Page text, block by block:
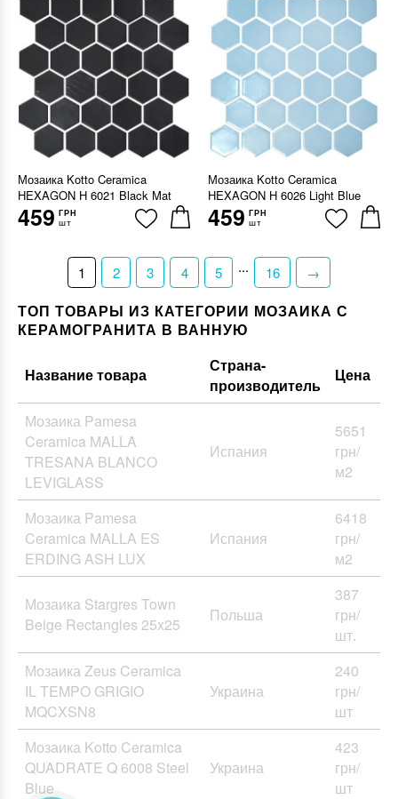
Мозаика Kotto Ceramica
HEXAGON H 6021 Black Mat
459 ГРН
шт
Мозаика Kotto Ceramica
HEXAGON H 6026 Light Blue
459 ГРН
шт
1 2 3 4 5 ... 16 →
ТОП ТОВАРЫ ИЗ КАТЕГОРИИ МОЗАИКА С
КЕРАМОГРАНИТА В ВАННУЮ
Название товара
Страна-
производитель
Цена
Мозаика Pamesa
Ceramica MALLA
TRESANA BLANCO
LEVIGLASS
Испания
5651
грн/
м2
Мозаика Pamesa
Ceramica MALLA ES
ERDING ASH LUX
Испания
6418
грн/
м2
Мозаика Stargres Town
Beige Rectangles 25x25
Польша
387
грн/
шт.
Мозаика Zeus Ceramica
IL TEMPO GRIGIO
MQCXSN8
Украина
240
грн/
шт
Мозаика Kotto Ceramica
QUADRATE Q 6008 Steel
Blue
Украина
423
грн/
шт